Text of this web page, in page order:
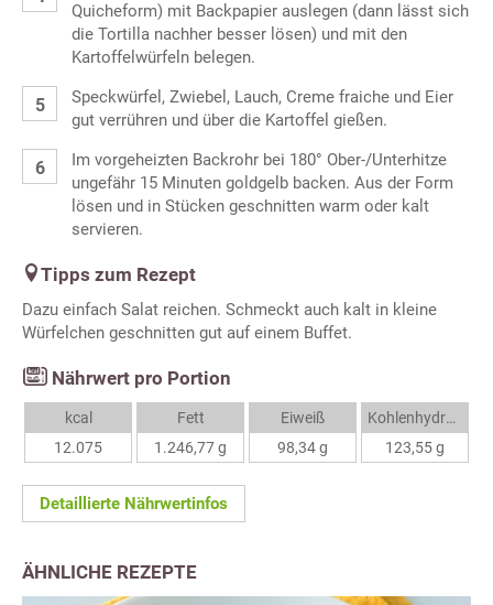
Quicheform) mit Backpapier auslegen (dann lässt sich
die Tortilla nachher besser lösen) und mit den
Kartoffelwürfeln belegen.
Speckwürfel, Zwiebel, Lauch, Creme fraiche und Eier
gut verrühren und über die Kartoffel gießen.
Im vorgeheizten Backrohr bei 180° Ober-/Unterhitze
ungefähr 15 Minuten goldgelb backen. Aus der Form
lösen und in Stücken geschnitten warm oder kalt
servieren.
Tipps zum Rezept
Dazu einfach Salat reichen. Schmeckt auch kalt in kleine
Würfelchen geschnitten gut auf einem Buffet.
Nährwert pro Portion
kcal
12.075
Fett
1.246,77 g
Eiweiß
98,34 g
Kohlenhydrate
123,55 g
Detaillierte Nährwertinfos
ÄHNLICHE REZEPTE